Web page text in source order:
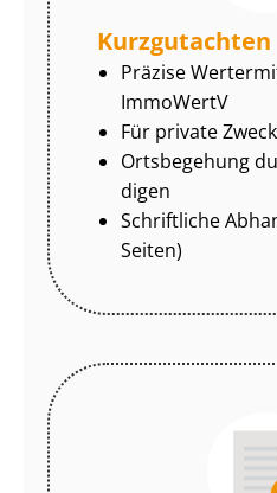
Kurzgutachten
Präzise
ImmoWertV
Für private
Ortsbegehung
di­gen
Schriftliche
Seiten)